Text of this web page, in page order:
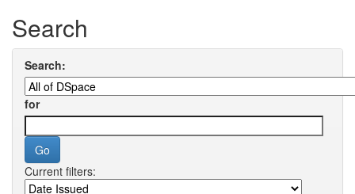
Search
Search:
for
Current filters: